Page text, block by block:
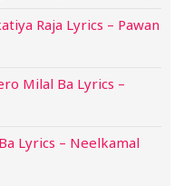
Raja Lyrics – Pawan
Milal Ba Lyrics –
Lyrics – Neelkamal